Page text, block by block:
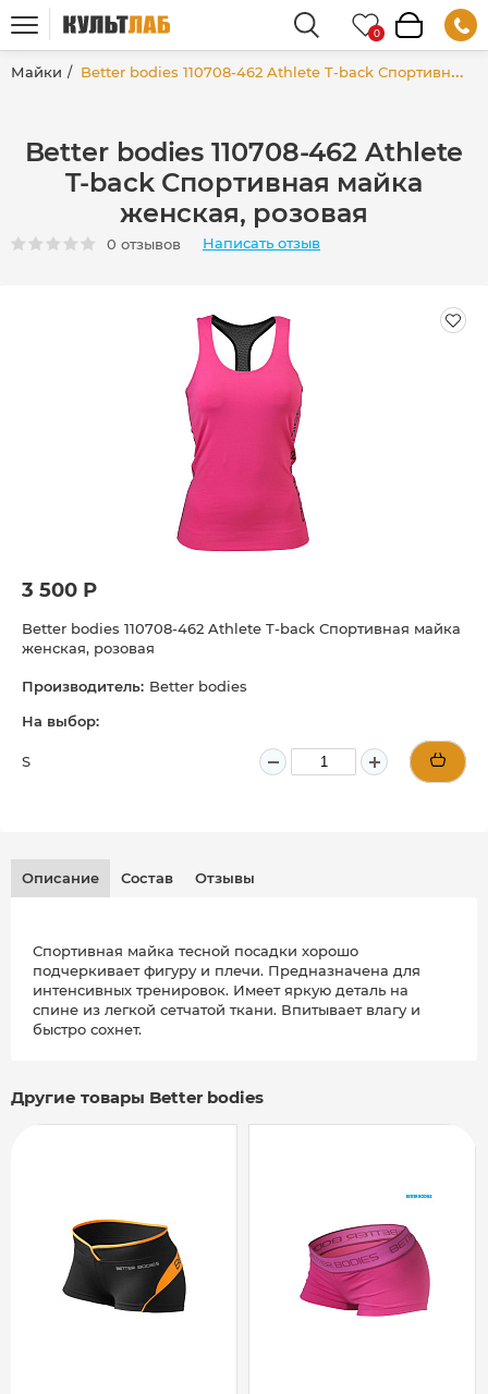
Майки Better bodies 110708-462 Athlete T-back Спортивная майка женская, розовая
Better bodies 110708-462 Athlete
T-back Спортивная майка
женская, розовая
0 отзывов Написать отзыв
3 500 Р
Better bodies 110708-462 Athlete T-back Спортивная майка
женская, розовая
Производитель: Better bodies
На выбор:
S
Описание Состав Отзывы
Спортивная майка тесной посадки хорошо
подчеркивает фигуру и плечи. Предназначена для
интенсивных тренировок. Имеет яркую деталь на
спине из легкой сетчатой ткани. Впитывает влагу и
быстро сохнет.
Другие товары Better bodies